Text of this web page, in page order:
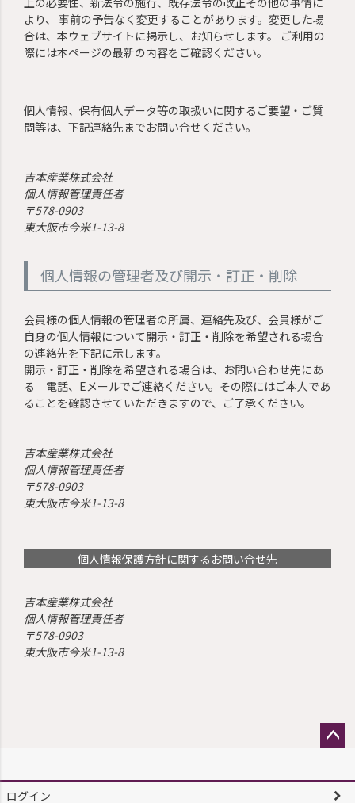
より、 事前の予告なく変更することがあります。変更した場
合は、本ウェブサイトに掲示し、お知らせします。 ご利用の
際には本ページの最新の内容をご確認ください。
個人情報、保有個人データ等の取扱いに関するご要望・ご質
問等は、下記連絡先までお問い合せください。
吉本産業株式会社
個人情報管理責任者
578-0903
東大阪市今米1-13-8
個人情報の管理者及び開示・訂正・削除
会員様の個人情報の管理者の所属、連絡先及び、会員様がご
自身の個人情報について開示・訂正・削除を希望される場合
の連絡先を下記に示します。
開示・訂正・削除を希望される場合は、お問い合わせ先にあ
る 電話、Eメールでご連絡ください。その際にはご本人であ
ることを確認させていただきますので、ご了承ください。
吉本産業株式会社
個人情報管理責任者
578-0903
東大阪市今米1-13-8
個人情報保護方針に関するお問い合せ先
吉本産業株式会社
個人情報管理責任者
578-0903
東大阪市今米1-13-8
ップ
ログイン